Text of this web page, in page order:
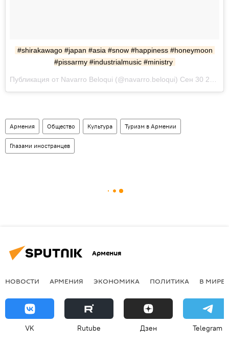
#shirakawago #japan #asia #snow #happiness #honeymoon
#pissarmy #industrialmusic #ministry
Публикация от Navarro Beloqui (@navarro.beloqui) Сен 30 2017 в 6:18 PDT
Армения Общество Культура Туризм в Армении
Глазами иностранцев
Армения
НОВОСТИ АРМЕНИЯ ЭКОНОМИКА ПОЛИТИКА В МИРЕ
VK Rutube Дзен Telegram